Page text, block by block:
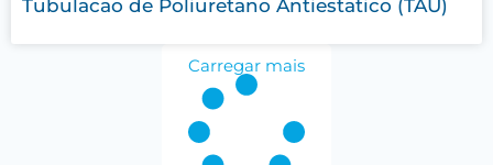
Tubulacao de Poliuretano Antiestatico (TAU)
Carregar mais